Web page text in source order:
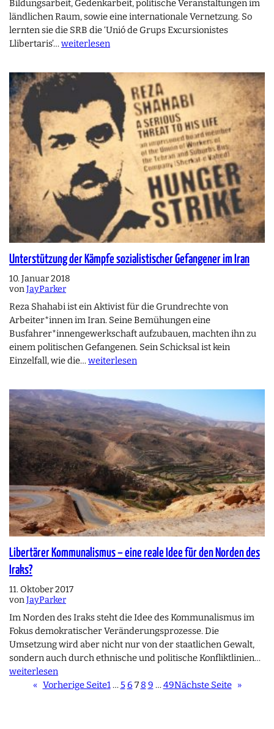
Bildungsarbeit, Gedenkarbeit, politische Veranstaltungen im
ländlichen Raum, sowie eine internationale Vernetzung. So
lernten sie die SRB die ‘Unió de Grups Excursionistes
Llibertaris’…weiterlesen
Unterstützung der Kämpfe sozialistischer Gefangener im Iran
10. Januar 2018
vonJayParker
Reza Shahabi ist ein Aktivist für die Grundrechte von
Arbeiter*innen im Iran. Seine Bemühungen eine
Busfahrer*innengewerkschaft aufzubauen, machten ihn zu
einem politischen Gefangenen. Sein Schicksal ist kein
Einzelfall, wie die…weiterlesen
Libertärer Kommunalismus – eine reale Idee für den Norden des
Iraks?
11. Oktober 2017
vonJayParker
Im Norden des Iraks steht die Idee des Kommunalismus im
Fokus demokratischer Veränderungsprozesse. Die
Umsetzung wird aber nicht nur von der staatlichen Gewalt,
sondern auch durch ethnische und politische Konfliktlinien…
weiterlesen
« Vorherige Seite1…5 6 7 8 9 …49Nächste Seite »